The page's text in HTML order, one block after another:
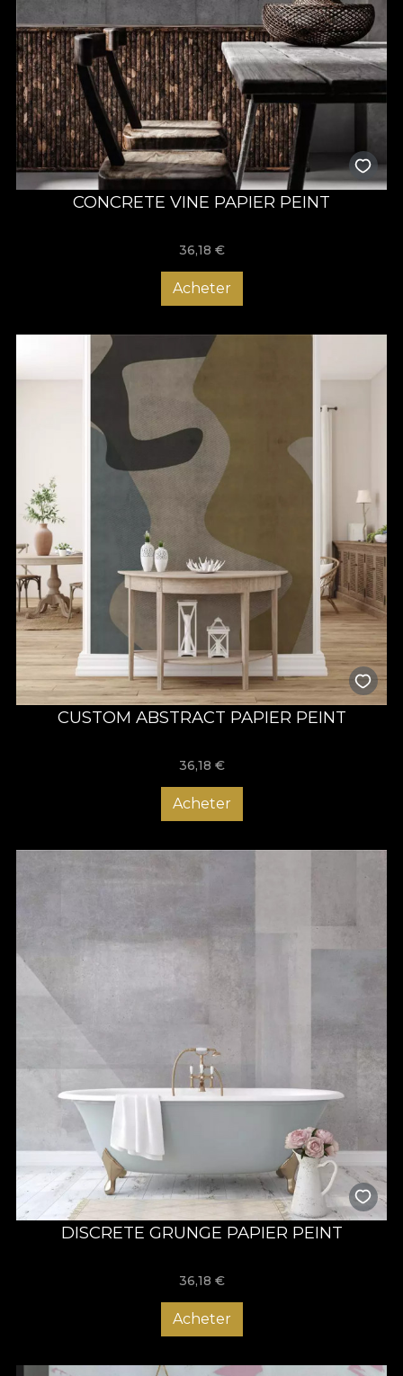
CONCRETE VINE PAPIER PEINT
36,18 €
Acheter
CUSTOM ABSTRACT PAPIER PEINT
36,18 €
Acheter
DISCRETE GRUNGE PAPIER PEINT
36,18 €
Acheter